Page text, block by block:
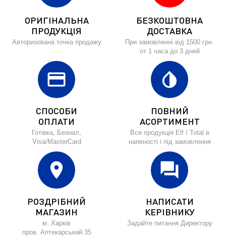
ОРИГІНАЛЬНА
ПРОДУКЦІЯ
Авторизована точка продажу
БЕЗКОШТОВНА
ДОСТАВКА
При замовленні від 1500 грн.
от 1 часа до 3 дней
credit_card
СПОСОБИ
ОПЛАТИ
Готівка, Безнал,
Visa/MasterCard
invert_colors
ПОВНИЙ
АСОРТИМЕНТ
Вся продукція Elf / Total в
наявності і під замовлення
location_on
РОЗДРІБНИЙ
МАГАЗИН
м. Харків
пров. Аптекарський 35
forum
НАПИСАТИ
КЕРІВНИКУ
Задайте питання Директору